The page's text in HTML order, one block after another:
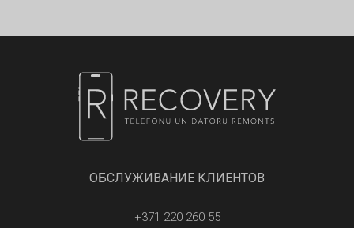
ОБСЛУЖИВАНИЕ КЛИЕНТОВ
+371 220 260 55